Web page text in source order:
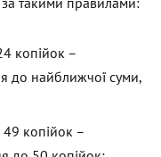
копійок –
до найближчої суми,
49 копійок –